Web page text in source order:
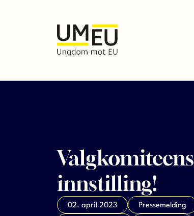
Valgkomiteens
innstilling!
02. april 2023 Pressemelding